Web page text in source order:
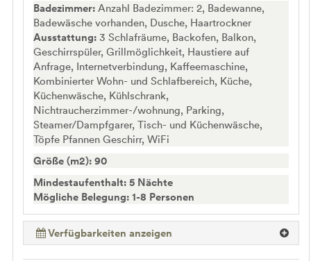
Badezimmer: Anzahl Badezimmer: 2, Badewanne,
Badewäsche vorhanden, Dusche, Haartrockner
Ausstattung: 3 Schlafräume, Backofen, Balkon,
Geschirrspüler, Grillmöglichkeit, Haustiere auf
Anfrage, Internetverbindung, Kaffeemaschine,
Kombinierter Wohn- und Schlafbereich, Küche,
Küchenwäsche, Kühlschrank,
Nichtraucherzimmer-/wohnung, Parking,
Steamer/Dampfgarer, Tisch- und Küchenwäsche,
Töpfe Pfannen Geschirr, WiFi
Größe (m2): 90
Mindestaufenthalt: 5 Nächte
Mögliche Belegung: 1-8 Personen
Verfügbarkeiten anzeigen